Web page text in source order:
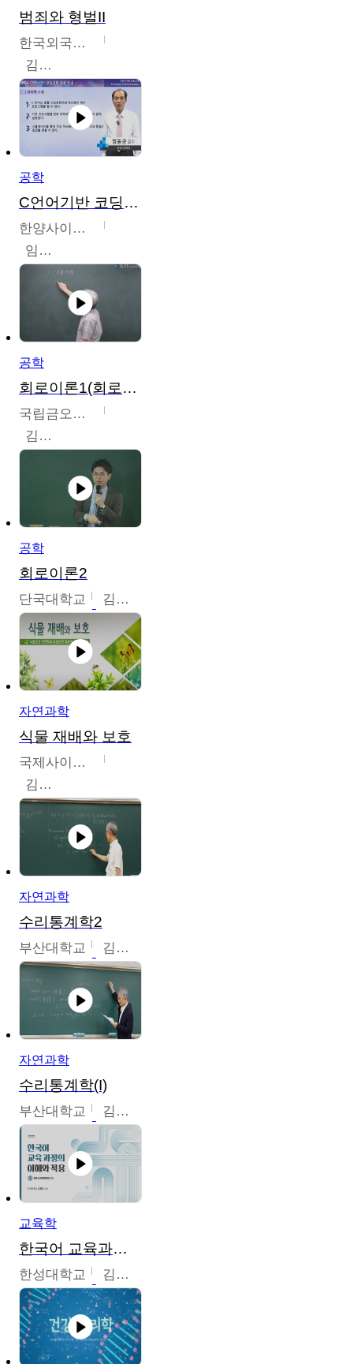
범죄와 형벌II
한국외국어대학교
김현수
공학
C언어기반 코딩교육
한양사이버대학교
임동균
공학
회로이론1(회로이론1, 회로이론2, 전자회로1)
국립금오공과대학교
김명식
공학
회로이론2
단국대학교 김현식
자연과학
식물 재배와 보호
국제사이버대학교
김완수
자연과학
수리통계학2
부산대학교 김충락
자연과학
수리통계학(I)
부산대학교 김충락
교육학
한국어 교육과정의 이해와 적용
한성대학교 김윤주